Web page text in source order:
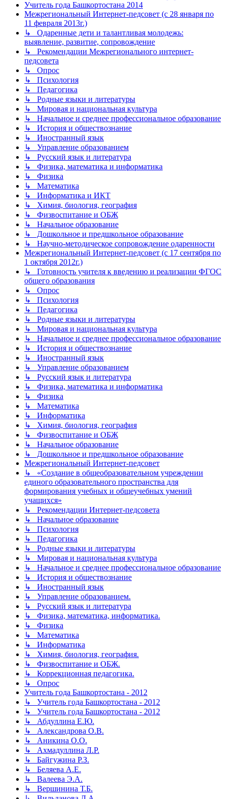
Учитель года Башкортостана 2014
Межрегиональный Интернет-педсовет (с 28 января по
11 февраля 2013г.)
↳ Одаренные дети и талантливая молодежь:
выявление, развитие, сопровождение
↳ Рекомендации Межрегионального интернет-
педсовета
↳ Опрос
↳ Психология
↳ Педагогика
↳ Родные языки и литературы
↳ Мировая и национальная культура
↳ Начальное и среднее профессиональное образование
↳ История и обществознание
↳ Иностранный язык
↳ Управление образованием
↳ Русский язык и литература
↳ Физика, математика и информатика
↳ Физика
↳ Математика
↳ Информатика и ИКТ
↳ Химия, биология, география
↳ Физвоспитание и ОБЖ
↳ Начальное образование
↳ Дошкольное и предшкольное образование
↳ Научно-методическое сопровождение одаренности
Межрегиональный Интернет-педсовет (с 17 сентября по
1 октября 2012г.)
↳ Готовность учителя к введению и реализации ФГОС
общего образования
↳ Опрос
↳ Психология
↳ Педагогика
↳ Родные языки и литературы
↳ Мировая и национальная культура
↳ Начальное и среднее профессиональное образование
↳ История и обществознание
↳ Иностранный язык
↳ Управление образованием
↳ Русский язык и литература
↳ Физика, математика и информатика
↳ Физика
↳ Математика
↳ Информатика
↳ Химия, биология, география
↳ Физвоспитание и ОБЖ
↳ Начальное образование
↳ Дошкольное и предшкольное образование
Межрегиональный Интернет-педсовет
↳ «Создание в общеобразовательном учреждении
единого образовательного пространства для
формирования учебных и общеучебных умений
учащихся»
↳ Рекомендации Интернет-педсовета
↳ Начальное образование
↳ Психология
↳ Педагогика
↳ Родные языки и литературы
↳ Мировая и национальная культура
↳ Начальное и среднее профессиональное образование
↳ История и обществознание
↳ Иностранный язык
↳ Управление образованием.
↳ Русский язык и литература
↳ Физика, математика, информатика.
↳ Физика
↳ Математика
↳ Информатика
↳ Химия, биология, география.
↳ Физвоспитание и ОБЖ.
↳ Коррекционная педагогика.
↳ Опрос
Учитель года Башкортостана - 2012
↳ Учитель года Башкортостана - 2012
↳ Учитель года Башкортостана - 2012
↳ Абдуллина Е.Ю.
↳ Александрова О.В.
↳ Аникина О.О.
↳ Ахмадуллина Л.Р.
↳ Байгужина Р.З.
↳ Беляева А.Е.
↳ Валеева Э.А.
↳ Вершинина Т.Б.